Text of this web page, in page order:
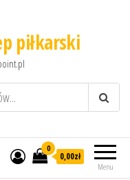
piłkarski
Menu
0
0,00zł